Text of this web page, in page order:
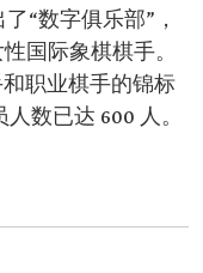
“数字俱乐部”，
国际象棋棋手。
职业棋手的锦标
数已达 600 人。